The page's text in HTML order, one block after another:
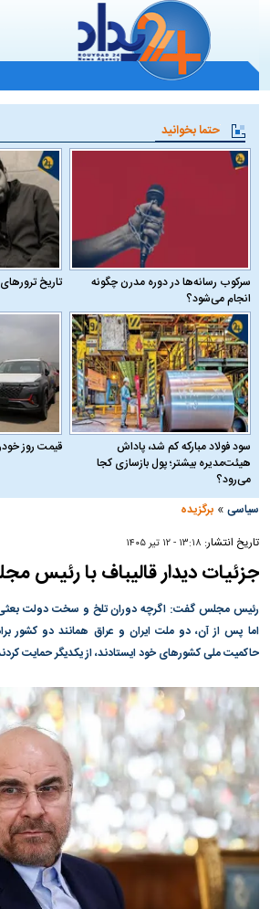
حتما بخوانید
سرکوب رسانه‌ها در دوره مدرن چگونه
انجام می‌شود؟
تاریخ
سود فولاد مبارکه کم شد، پاداش
هیئت‌مدیره بیشتر؛ پول بازسازی کجا
می‌رود؟
قیمت روز خودرو ۱۸ مرداد
سیاسی »برگزیده
تاریخ انتشار: ۱۳:۱۸ - ۱۲ تير ۱۴۰۵
جزئیات دیدار قالیباف با رئیس
رئیس مجلس گفت: اگرچه دوران تلخ و سخت دولت
اما پس از آن، دو ملت ایران و عراق همانند دو کشور
حاکمیت ملی کشور‌های خود ایستادند، از یکدیگر حمایت